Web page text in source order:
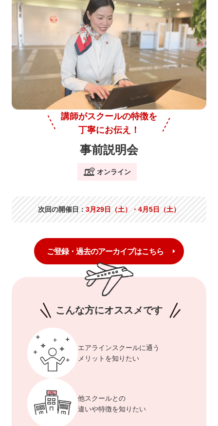
受講生の声
よくある質問
パンフレット請求・無料相談
講師がスクールの特徴を
丁寧にお伝え！
事前説明会
オンライン
次回の開催日： 3月29日（土）・4月5日（土）
ご登録・過去のアーカイブはこちら
こんな方にオススメです
エアラインスクールに通う
メリットを知りたい
他スクールとの
違いや特徴を知りたい